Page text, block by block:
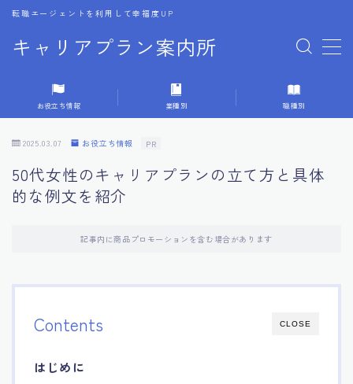
キャリアプラン案内所
転職エージェントを利用して幸福度UP
MENU
1.転職エージェントの選び方
3.キャリア相談時の質問リスト
4.キャリア目標設定の方法
5.キャリアチェンジの体験談
6.専門家からのアドバイス集
7.エージェント面談のポイント
お役立ち情報 業種別 職種別
2025.03.07 お役立ち情報 PR
50代女性のキャリアプランの立て方と具体
的な例文を紹介
記事内に商品プロモーションを含む場合があります
CLOSE
Contents
はじめに